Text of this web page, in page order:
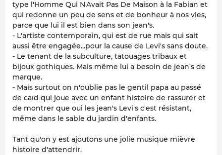
type l'Homme Qui N'Avait Pas De Maison à la Fabian et
qui redonne un peu de sens et de bonheur à nos vies,
parce que lui il est bien dans son jean's.
- L'artiste contemporain, qui est de rue mais qui sait
aussi être engagée...pour la cause de Levi's sans doute.
- Le tenant de la subculture, tatouages tribaux et
bijoux gothiques. Mais même lui a besoin de jean's de
marque.
- Mais surtout on n'oublie pas le gentil papa au passé
de caïd qui joue avec un enfant histoire de rassurer et
de montrer que oui les jean's Levi's c'est résistant,
même dans le sable du jardin d'enfants.
Tant qu'on y est ajoutons une jolie musique mièvre
histoire d'attendrir.